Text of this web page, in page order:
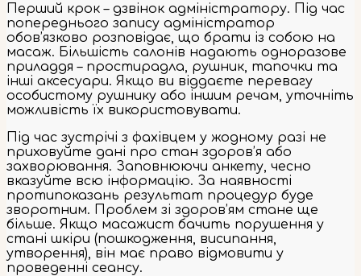
Перший крок – дзвінок адміністратору. Під час
попереднього запису адміністратор
обов’язково розповідає, що брати із собою на
масаж. Більшість салонів надають одноразове
приладдя – простирадла, рушник, тапочки та
інші аксесуари. Якщо ви віддаєте перевагу
особистому рушнику або іншим речам, уточніть
можливість їх використовувати.
Під час зустрічі з фахівцем у жодному разі не
приховуйте дані про стан здоров’я або
захворювання. Заповнюючи анкету, чесно
вказуйте всю інформацію. За наявності
протипоказань результат процедур буде
зворотним. Проблем зі здоров’ям стане ще
більше. Якщо масажист бачить порушення у
стані шкіри (пошкодження, висипання,
утворення), він має право відмовити у
проведенні сеансу.